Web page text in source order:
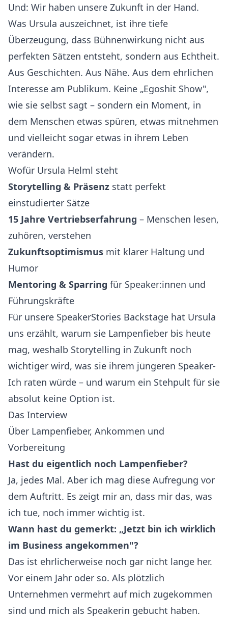
Und: Wir haben unsere Zukunft in der Hand.
Was Ursula auszeichnet, ist ihre tiefe
Überzeugung, dass Bühnenwirkung nicht aus
perfekten Sätzen entsteht, sondern aus Echtheit.
Aus Geschichten. Aus Nähe. Aus dem ehrlichen
Interesse am Publikum. Keine „Egoshit Show",
wie sie selbst sagt – sondern ein Moment, in
dem Menschen etwas spüren, etwas mitnehmen
und vielleicht sogar etwas in ihrem Leben
verändern.
Wofür Ursula Helml steht
Storytelling & Präsenz statt perfekt
einstudierter Sätze
15 Jahre Vertriebserfahrung – Menschen lesen,
zuhören, verstehen
Zukunftsoptimismus mit klarer Haltung und
Humor
Mentoring & Sparring für Speaker:innen und
Führungskräfte
Für unsere SpeakerStories Backstage hat Ursula
uns erzählt, warum sie Lampenfieber bis heute
mag, weshalb Storytelling in Zukunft noch
wichtiger wird, was sie ihrem jüngeren Speaker-
Ich raten würde – und warum ein Stehpult für sie
absolut keine Option ist.
Das Interview
Über Lampenfieber, Ankommen und
Vorbereitung
Hast du eigentlich noch Lampenfieber?
Ja, jedes Mal. Aber ich mag diese Aufregung vor
dem Auftritt. Es zeigt mir an, dass mir das, was
ich tue, noch immer wichtig ist.
Wann hast du gemerkt: „Jetzt bin ich wirklich
im Business angekommen"?
Das ist ehrlicherweise noch gar nicht lange her.
Vor einem Jahr oder so. Als plötzlich
Unternehmen vermehrt auf mich zugekommen
sind und mich als Speakerin gebucht haben.